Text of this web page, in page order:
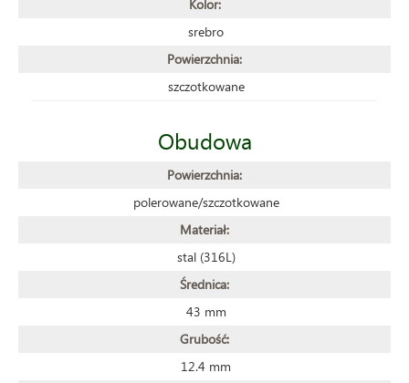
Kolor:
srebro
Powierzchnia:
szczotkowane
Obudowa
Powierzchnia:
polerowane/szczotkowane
Materiał:
stal (316L)
Średnica:
43 mm
Grubość:
12.4 mm